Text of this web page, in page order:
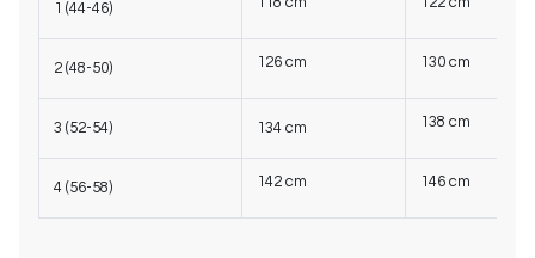
1 (44-46)
2 (48-50) 126 cm 130 cm
3 (52-54) 134 cm 138 cm
4 (56-58) 142 cm 146 cm